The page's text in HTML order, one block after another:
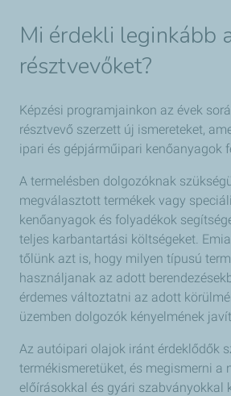
Mi érdekli leginkább
résztvevőket?
Képzési programjainkon az évek
résztvevő szerzett új ismereteket,
ipari és gépjárműipari kenőanyagok
A termelésben dolgozóknak
megválasztott termékek vagy
kenőanyagok és folyadékok
teljes karbantartási költségeket.
tőlünk azt is, hogy milyen típusú
használjanak az adott
érdemes változtatni az adott
üzemben dolgozók kényelmének
Az autóipari olajok iránt érdeklődők
termékismeretüket, és megismerni a
előírásokkal és gyári szabványokkal